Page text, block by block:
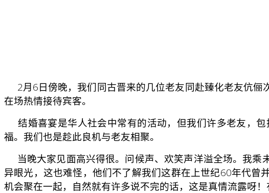
2月6日傍晚，我们同古晋来的几位老友同赴臻化老友伉俪
在场热情接待宾客。
结婚喜宴是华人社会中常有的活动，但我们许多老友，
福。我们也是趁此良机与老友相聚。
当晚大家见面高兴得很。问候声、欢笑声洋溢全场。我乘
异眼光，这也难怪，他们不了解我们这群在上世纪60年代
机会聚在一起，自然就有许多说不完的话，这是真情流露呀！